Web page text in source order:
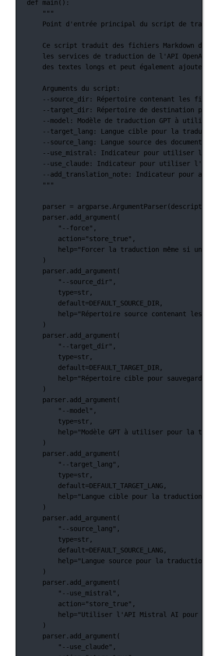
def main ():
"""
Point d'entrée principal du script de
Ce script traduit des fichiers Markdown
les services de traduction de l'API OpenAI,
des textes longs et peut également ajouter
Arguments du script:
--source_dir: Répertoire contenant les
--target_dir: Répertoire de destination
--model: Modèle de traduction GPT à utiliser.
--target_lang: Langue cible pour la
--source_lang: Langue source des documents.
--use_mistral: Indicateur pour utiliser
--use_claude: Indicateur pour utiliser l'API
--add_translation_note: Indicateur pour
"""
parser = argparse.ArgumentParser(description
parser.add_argument(
"--force" ,
action="store_true" ,
help="Forcer la traduction même si une
)
parser.add_argument(
"--source_dir" ,
type=str,
default=DEFAULT_SOURCE_DIR,
help="Répertoire source contenant les
)
parser.add_argument(
"--target_dir" ,
type=str,
default=DEFAULT_TARGET_DIR,
help="Répertoire cible pour sauvegarder
)
parser.add_argument(
"--model" ,
type=str,
help="Modèle GPT à utiliser pour la
)
parser.add_argument(
"--target_lang" ,
type=str,
default=DEFAULT_TARGET_LANG,
help="Langue cible pour la traduction"
)
parser.add_argument(
"--source_lang" ,
type=str,
default=DEFAULT_SOURCE_LANG,
help="Langue source pour la traduction"
)
parser.add_argument(
"--use_mistral" ,
action="store_true" ,
help="Utiliser l'API Mistral AI pour la
)
parser.add_argument(
"--use_claude" ,